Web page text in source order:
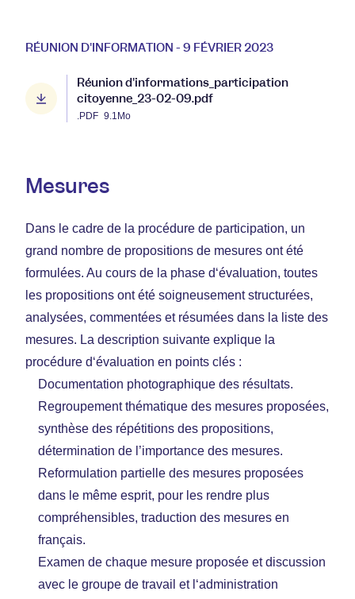
RÉUNION D'INFORMATION - 9 FÉVRIER 2023
Réunion d'informations_participation
citoyenne_23-02-09.pdf
.PDF 9.1Mo
Mesures
Dans le cadre de la procédure de participation, un
grand nombre de propositions de mesures ont été
formulées. Au cours de la phase d‘évaluation, toutes
les propositions ont été soigneusement structurées,
analysées, commentées et résumées dans la liste des
mesures. La description suivante explique la
procédure d‘évaluation en points clés :
Documentation photographique des résultats.
Regroupement thématique des mesures proposées,
synthèse des répétitions des propositions,
détermination de l’importance des mesures.
Reformulation partielle des mesures proposées
dans le même esprit, pour les rendre plus
compréhensibles, traduction des mesures en
français.
Examen de chaque mesure proposée et discussion
avec le groupe de travail et l‘administration